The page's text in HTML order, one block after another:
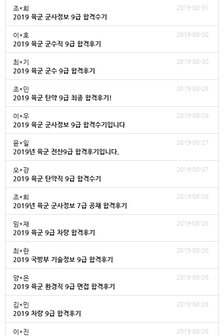
조*희 2019-08-31
2019 육군 군사정보 9급 합격수기
이*호 2019-08-30
2019 육군 군수직 9급 합격후기
최*기 2019-08-30
2019 육군 군수 9급 합격후기
조*인 2019-08-28
2019 육군 탄약 9급 최종 합격후기!
이*우 2019-08-28
2019 육군 군사정보 9급 합격수기입니다
윤*일 2019-08-27
2019년 육군 전산9급 합격후기입니다.
오*강 2019-08-27
2019 육군 탄약직 9급 합격수기
조*희 2019-08-26
2019년 육군 군사정보 7급 공채 합격후기
임*재 2019-08-26
2019 육군 9급 차량 합격후기
최*란 2019-08-26
2019 국방부 기술정보 9급 합격후기
양*은 2019-08-26
2019 육군 환경직 9급 면접 합격후기
김*민 2019-08-26
2019 차량 9급 합격후기
이*진 2019-08-26